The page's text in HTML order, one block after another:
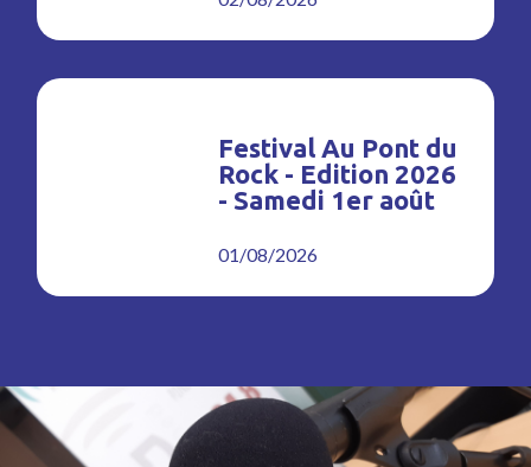
Festival Au Pont du
Rock - Edition 2026
- Samedi 1er août
01/08/2026